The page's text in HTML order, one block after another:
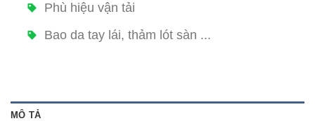
Phù hiệu vận tải
Bao da tay lái, thảm lót sàn ...
MÔ TẢ